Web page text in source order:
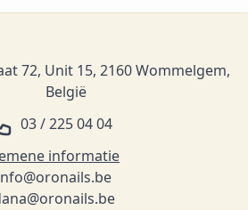
72, Unit 15, 2160 Wommelgem,
België
03 / 225 04 04
informatie